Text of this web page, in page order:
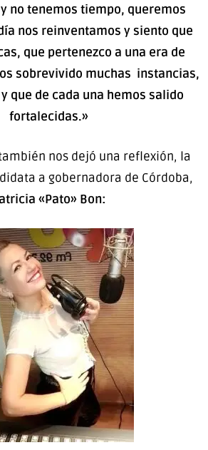
no tenemos tiempo, queremos
nos reinventamos y siento que
que pertenezco a una era de
sobrevivido muchas instancias,
que de cada una hemos salido
fortalecidas.»
nos dejó una reflexión, la
a gobernadora de Córdoba,
«Pato» Bon: